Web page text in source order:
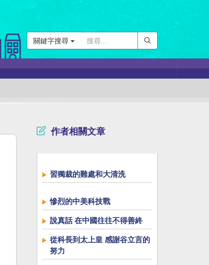
關鍵字搜尋
作者相關文章
習獨裁的難處和大清洗
慘烈的中美科技戰
說真話 在中國往往不得善終
從科長到太上皇 感謝谷立言的
努力